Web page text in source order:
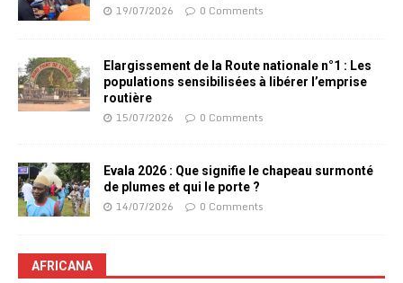
19/07/2026 0 Comments
Elargissement de la Route nationale n°1 : Les
populations sensibilisées à libérer l’emprise
routière
15/07/2026 0 Comments
Evala 2026 : Que signifie le chapeau surmonté
de plumes et qui le porte ?
14/07/2026 0 Comments
AFRICANA